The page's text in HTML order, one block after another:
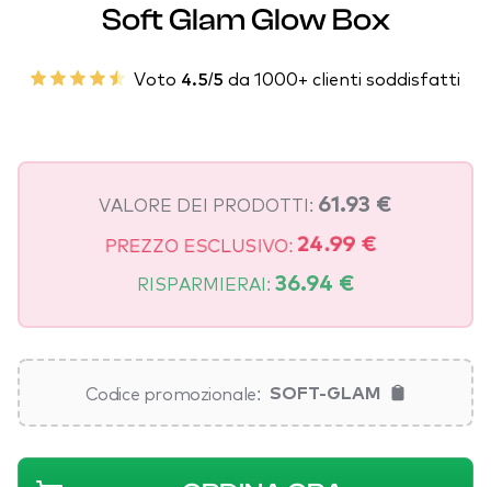
Soft Glam Glow Box
Voto 4.5/5 da 1000+ clienti soddisfatti
VALORE DEI PRODOTTI: 61.93 €
PREZZO ESCLUSIVO: 24.99 €
RISPARMIERAI: 36.94 €
Codice promozionale: SOFT-GLAM